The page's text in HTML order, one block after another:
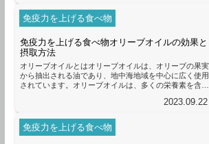
な栄養素を補給することができます。特に、ビタミンC
や亜鉛、セレンなどの栄養素は免疫力を高める効果があ
免疫力を上げる食べ物
免疫力を上げる食べ物オリーブオイルの効果と
摂取方法
オリーブオイルとはオリーブオイルは、オリーブの果実
から抽出される油であり、地中海地域を中心に広く使用
されています。オリーブオイルは、多くの栄養素を含ん
は、免疫力を向上させる効果があります。これは、オリ
のです。抗酸化物質は、体内の活性酸素を除去し、細胞
のダメージを防ぐ働きがあります。また、抗炎症作用
2023.09.22
免疫力を上げる食べ物